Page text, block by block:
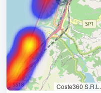
Coste360 S.R.L.